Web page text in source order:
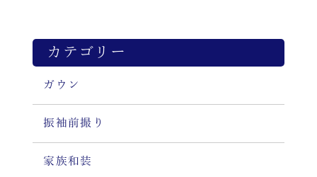
カテゴリー
ガウン
振袖前撮り
家族和装